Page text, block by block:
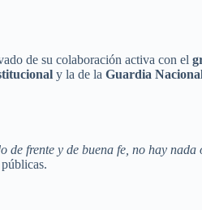
de su colaboración activa con el
y la de la Guardia
de frente y de buena fe, no hay nada